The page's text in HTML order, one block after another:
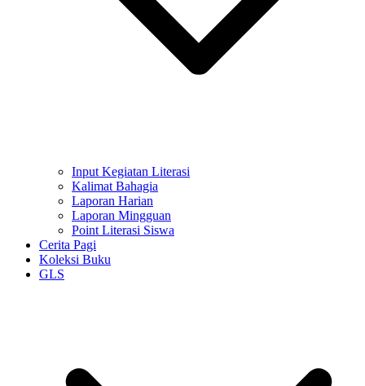
Input Kegiatan Literasi
Kalimat Bahagia
Laporan Harian
Laporan Mingguan
Point Literasi Siswa
Cerita Pagi
Koleksi Buku
GLS